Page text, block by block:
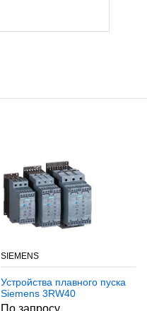
SIEMENS
Устройства плавного пуска
Siemens 3RW40